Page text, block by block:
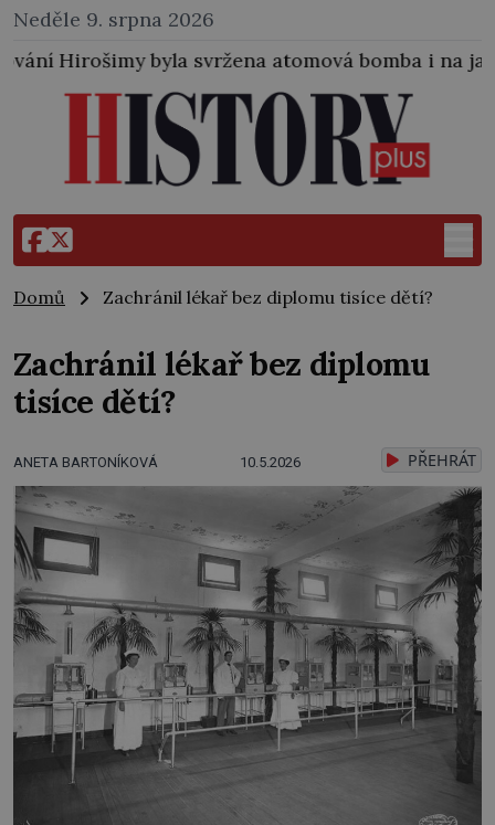
Neděle 9. srpna 2026
atomová bomba i na japonské město
Domů Zachránil lékař bez diplomu tisíce dětí?
Zachránil lékař bez diplomu
tisíce dětí?
ANETA BARTONÍKOVÁ 10.5.2026 PŘEHRÁT